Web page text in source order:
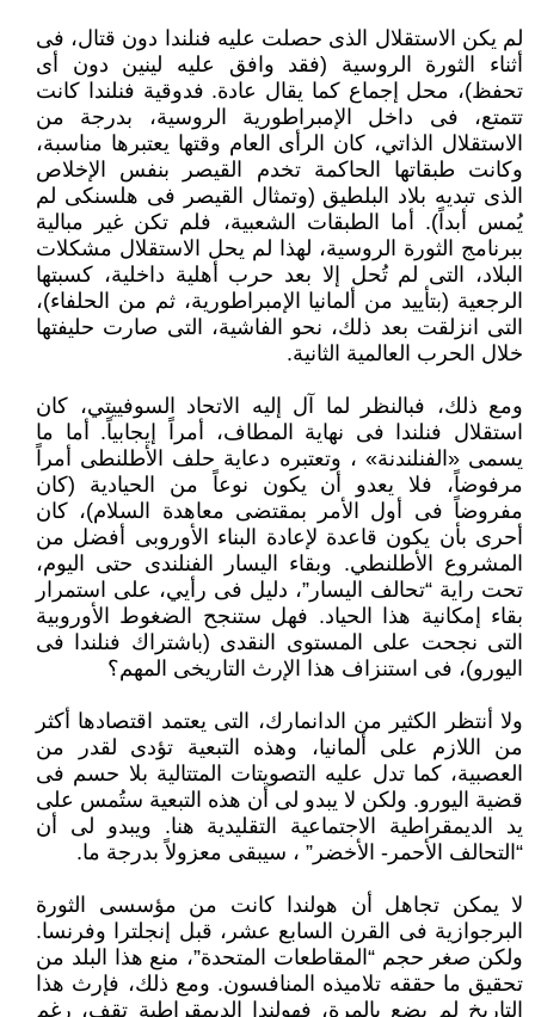
لم يكن الاستقلال الذى حصلت عليه فنلندا دون قتال، فى
أثناء الثورة الروسية (فقد وافق عليه لينين دون أى
تحفظ)، محل إجماع كما يقال عادة. فدوقية فنلندا كانت
تتمتع، فى داخل الإمبراطورية الروسية، بدرجة من
الاستقلال الذاتي، كان الرأى العام وقتها يعتبرها مناسبة،
وكانت طبقاتها الحاكمة تخدم القيصر بنفس الإخلاص
الذى تبديه بلاد البلطيق (وتمثال القيصر فى هلسنكى لم
يُمس أبداً). أما الطبقات الشعبية، فلم تكن غير مبالية
ببرنامج الثورة الروسية، لهذا لم يحل الاستقلال مشكلات
البلاد، التى لم تُحل إلا بعد حرب أهلية داخلية، كسبتها
الرجعية (بتأييد من ألمانيا الإمبراطورية، ثم من الحلفاء)،
التى انزلقت بعد ذلك، نحو الفاشية، التى صارت حليفتها
خلال الحرب العالمية الثانية.
ومع ذلك، فبالنظر لما آل إليه الاتحاد السوفييتي، كان
استقلال فنلندا فى نهاية المطاف، أمراً إيجابياً. أما ما
يسمى «الفنلندنة» ، وتعتبره دعاية حلف الأطلنطى أمراً
مرفوضاً، فلا يعدو أن يكون نوعاً من الحيادية (كان
مفروضاً فى أول الأمر بمقتضى معاهدة السلام)، كان
أحرى بأن يكون قاعدة لإعادة البناء الأوروبى أفضل من
المشروع الأطلنطي. وبقاء اليسار الفنلندى حتى اليوم،
تحت راية “تحالف اليسار”، دليل فى رأيي، على استمرار
بقاء إمكانية هذا الحياد. فهل ستنجح الضغوط الأوروبية
التى نجحت على المستوى النقدى (باشتراك فنلندا فى
اليورو)، فى استنزاف هذا الإرث التاريخى المهم؟
ولا أنتظر الكثير من الدانمارك، التى يعتمد اقتصادها أكثر
من اللازم على ألمانيا، وهذه التبعية تؤدى لقدر من
العصبية، كما تدل عليه التصويتات المتتالية بلا حسم فى
قضية اليورو. ولكن لا يبدو لى أن هذه التبعية ستُمس على
يد الديمقراطية الاجتماعية التقليدية هنا. ويبدو لى أن
“التحالف الأحمر- الأخضر” ، سيبقى معزولاً بدرجة ما.
لا يمكن تجاهل أن هولندا كانت من مؤسسى الثورة
البرجوازية فى القرن السابع عشر، قبل إنجلترا وفرنسا.
ولكن صغر حجم “المقاطعات المتحدة”، منع هذا البلد من
تحقيق ما حققه تلاميذه المنافسون. ومع ذلك، فإرث هذا
التاريخ لم يضع بالمرة، فهولندا الديمقراطية تقف، رغم